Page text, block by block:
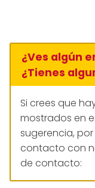
¿Ves algún
¿Tienes
Si crees que
mostrados en
sugerencia,
contacto con
de contacto: